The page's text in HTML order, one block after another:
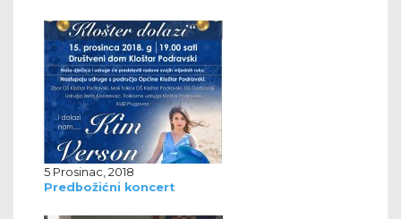
5 Prosinac, 2018
Predbožićni koncert